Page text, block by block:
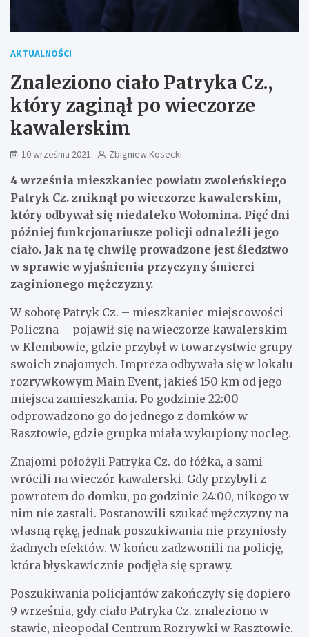
AKTUALNOŚCI
Znaleziono ciało Patryka Cz.,
który zaginął po wieczorze
kawalerskim
10 września 2021 Zbigniew Kosecki
4 września mieszkaniec powiatu zwoleńskiego
Patryk Cz. zniknął po wieczorze kawalerskim,
który odbywał się niedaleko Wołomina. Pięć dni
później funkcjonariusze policji odnaleźli jego
ciało. Jak na tę chwilę prowadzone jest śledztwo
w sprawie wyjaśnienia przyczyny śmierci
zaginionego mężczyzny.
W sobotę Patryk Cz. – mieszkaniec miejscowości
Policzna – pojawił się na wieczorze kawalerskim
w Klembowie, gdzie przybył w towarzystwie grupy
swoich znajomych. Impreza odbywała się w lokalu
rozrywkowym Main Event, jakieś 150 km od jego
miejsca zamieszkania. Po godzinie 22:00
odprowadzono go do jednego z domków w
Rasztowie, gdzie grupka miała wykupiony nocleg.
Znajomi położyli Patryka Cz. do łóżka, a sami
wrócili na wieczór kawalerski. Gdy przybyli z
powrotem do domku, po godzinie 24:00, nikogo w
nim nie zastali. Postanowili szukać mężczyzny na
własną rękę, jednak poszukiwania nie przyniosły
żadnych efektów. W końcu zadzwonili na policję,
która błyskawicznie podjęła się sprawy.
Poszukiwania policjantów zakończyły się dopiero
9 września, gdy ciało Patryka Cz. znaleziono w
stawie, nieopodal Centrum Rozrywki w Rasztowie.